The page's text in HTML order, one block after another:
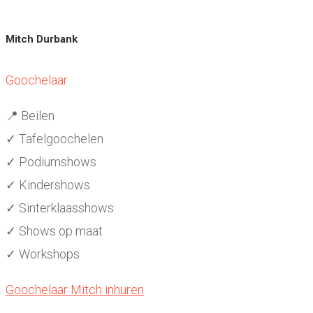
Mitch Durbank
Goochelaar
📍 Beilen
✓ Tafelgoochelen
✓ Podiumshows
✓ Kindershows
✓ Sinterklaasshows
✓ Shows op maat
✓ Workshops
Goochelaar Mitch inhuren